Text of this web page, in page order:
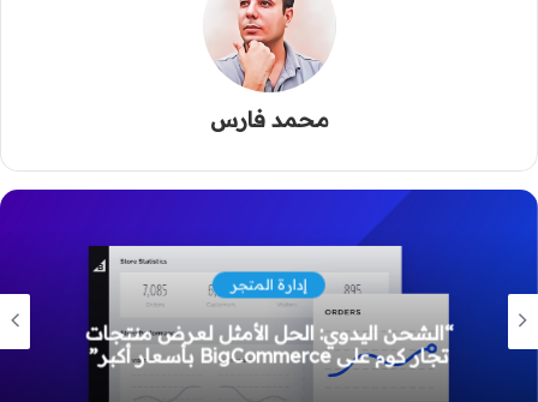
محمد فارس
إدارة المتجر
“الشحن اليدوي: الحل الأمثل لعرض منتجات
تجار كوم على BigCommerce بأسعار أكبر”